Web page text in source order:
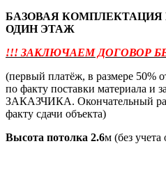
БАЗОВАЯ
ОДИН ЭТАЖ
!!! ЗАКЛЮЧАЕМ ДОГОВОР
(первый платёж, в размере 50%
по факту поставки материала и
ЗАКАЗЧИКА. Окончательный
факту сдачи объекта)
Высота потолка 2.6м (без учета